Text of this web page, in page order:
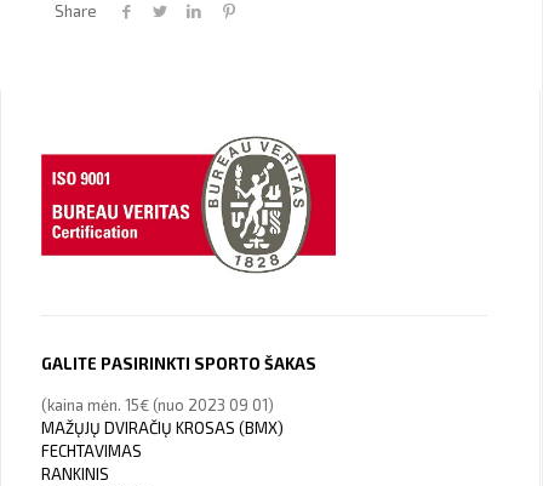
Share
GALITE PASIRINKTI SPORTO ŠAKAS
(kaina mėn. 15€ (nuo 2023 09 01)
MAŽŲJŲ DVIRAČIŲ KROSAS (BMX)
FECHTAVIMAS
RANKINIS